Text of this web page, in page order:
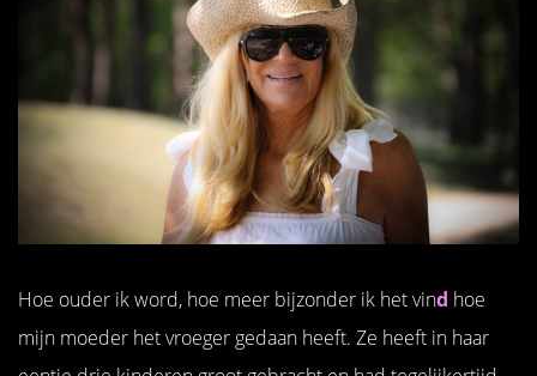
Hoe ouder ik word, hoe meer bijzonder ik het vind hoe
mijn moeder het vroeger gedaan heeft. Ze heeft in haar